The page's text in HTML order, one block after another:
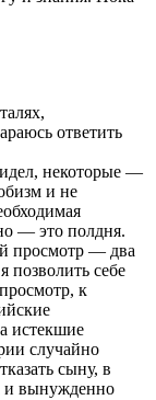
ответить
некоторые —
и не
— это полдня.
просмотр — два
себе
к
истекшие
случайно
сыну, в
и вынужденно